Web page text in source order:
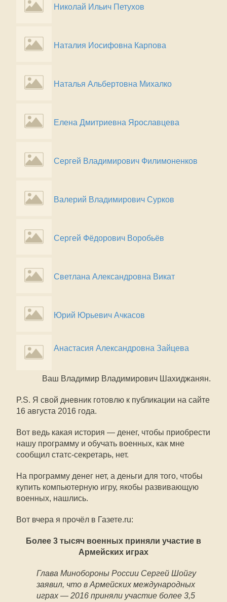
Николай Ильич Петухов
Наталия Иосифовна Карпова
Наталья Альбертовна Михалко
Елена Дмитриевна Ярославцева
Сергей Владимирович Филимоненков
Валерий Владимирович Сурков
Сергей Фёдорович Воробьёв
Светлана Александровна Викат
Юрий Юрьевич Ачкасов
Анастасия Александровна Зайцева
Ваш Владимир Владимирович Шахиджанян.
P.S. Я свой дневник готовлю к публикации на сайте
16 августа 2016 года.
Вот ведь какая история — денег, чтобы приобрести
нашу программу и обучать военных, как мне
сообщил статс-секретарь, нет.
На программу денег нет, а деньги для того, чтобы
купить компьютерную игру, якобы развивающую
военных, нашлись.
Вот вчера я прочёл в Газете.ru:
Более 3 тысяч военных приняли участие в
Армейских играх
Глава Минобороны России Сергей Шойгу
заявил, что в Армейских международных
играх — 2016 приняли участие более 3,5